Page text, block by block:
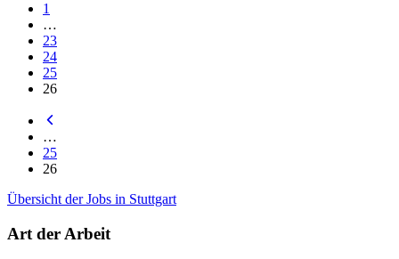
1
…
23
24
25
26
…
25
26
Übersicht der Jobs in Stuttgart
Art der Arbeit